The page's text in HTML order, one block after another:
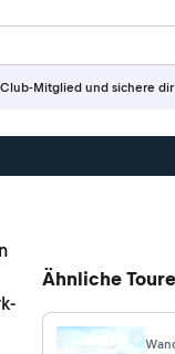
Mitglied und sichere
Ähnliche